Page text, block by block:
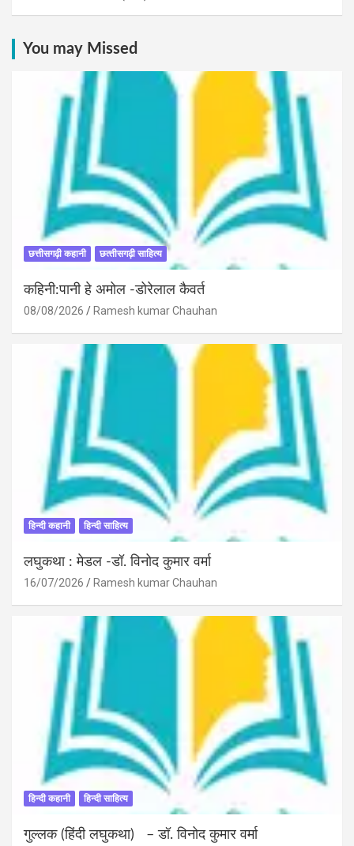
You may Missed
छत्तीसगढ़ी कहानी छत्‍तीसगढ़ी साहित्‍य
कहिनी:पानी हे अमोल -डोरेलाल कैवर्त
08/08/2026 Ramesh kumar Chauhan
हिन्दी कहानी हिन्दी साहित्य
लघुकथा : मेडल -डॉ. विनोद कुमार वर्मा
16/07/2026 Ramesh kumar Chauhan
हिन्दी कहानी हिन्दी साहित्य
गुल्लक (हिंदी लघुकथा) – डॉ. विनोद कुमार वर्मा